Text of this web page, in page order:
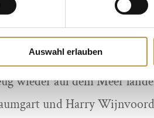
Auswahl erlauben
am 6. April 2003 wird so
Baumgart wurde
Übrigens nach 60
wieder auf dem Meer
und Harry